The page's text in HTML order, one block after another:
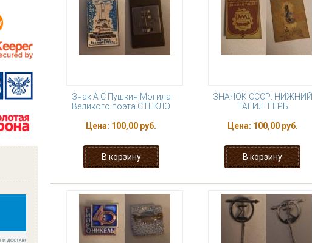
Знак А С Пушкин Могила
Великого поэта СТЕКЛО
Цена: 100,00 руб.
ЗНАЧОК СССР. НИЖНИЙ
ТАГИЛ. ГЕРБ
Цена: 100,00 руб.